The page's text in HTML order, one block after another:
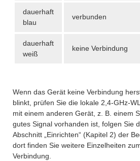
dauerhaft
blau
verbunden
dauerhaft
weiß
keine Verbindung
Wenn das Gerät keine Verbindung
blinkt, prüfen Sie die lokale 2,4-GHz-
mit einem anderen Gerät, z. B. einem
gutes Signal vorhanden ist, folgen Sie
Abschnitt „Einrichten“ (Kapitel 2) der
dort finden Sie weitere Einzelheiten
Verbindung.